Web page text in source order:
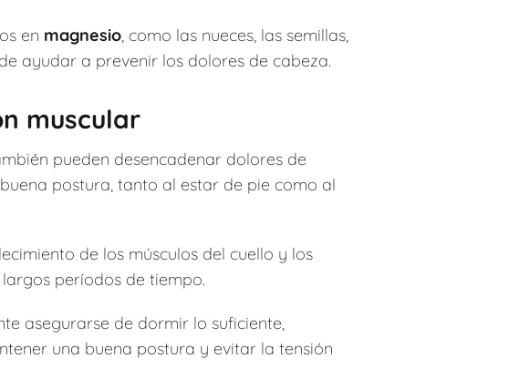
en magnesio, como las nueces, las semillas,
ayudar a prevenir los dolores de cabeza.
muscular
pueden desencadenar dolores de
postura, tanto al estar de pie como al
de los músculos del cuello y los
períodos de tiempo.
asegurarse de dormir lo suficiente,
una buena postura y evitar la tensión